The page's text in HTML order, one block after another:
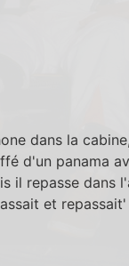
dans la
d'un panama
il repasse dans
et